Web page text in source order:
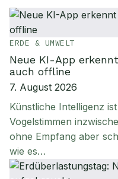
ERDE & UMWELT
Neue KI-App
auch offline
7. August 2026
Künstliche Intelligenz
Vogelstimmen
ohne Empfang aber
wie es…